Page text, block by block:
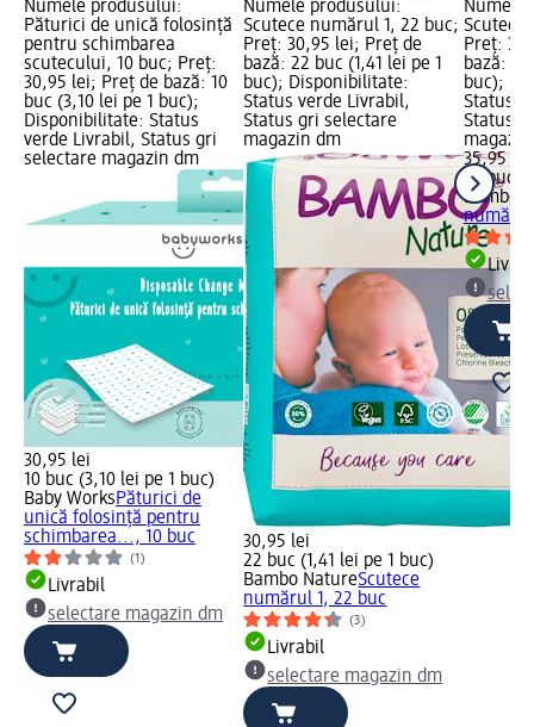
Numele produsului:
Păturici de unică folosință
pentru schimbarea
scutecului, 10 buc; Preț:
30,95 lei; Preț de bază: 10
buc (3,10 lei pe 1 buc);
Disponibilitate: Status
verde Livrabil, Status gri
selectare magazin dm
30,95 lei
10 buc (3,10 lei pe 1 buc)
Baby WorksPăturici de
unică folosință pentru
schimbarea..., 10 buc
(1)
Livrabil
selectare magazin dm
Numele produsului:
Scutece numărul 1, 22 buc;
Preț: 30,95 lei; Preț de
bază: 22 buc (1,41 lei pe 1
buc); Disponibilitate:
Status verde Livrabil,
Status gri selectare
magazin dm
30,95 lei
22 buc (1,41 lei pe 1 buc)
Bambo NatureScutece
numărul 1, 22 buc
(3)
Livrabil
selectare magazin dm
Numele
Scutece
Preț:
bază:
buc);
Status
Status
35,95 lei
30 buc
Bambo
numărul